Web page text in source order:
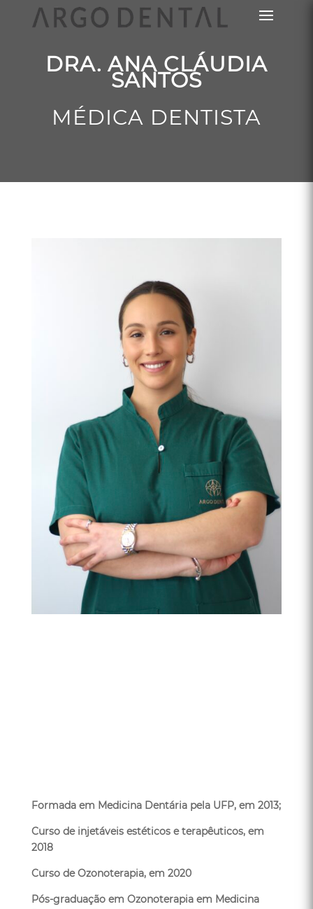
DRA. ANA CLÁUDIA
SANTOS
MÉDICA DENTISTA
Formada em Medicina Dentária pela UFP, em 2013;
Curso de injetáveis estéticos e terapêuticos, em
2018
Curso de Ozonoterapia, em 2020
Pós-graduação em Ozonoterapia em Medicina